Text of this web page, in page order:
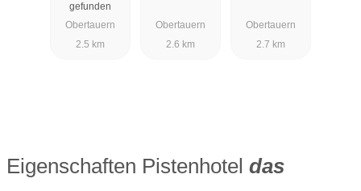
gefunden
Obertauern
2.5 km
Obertauern
2.6 km
Obertauern
2.7 km
Eigenschaften Pistenhotel das